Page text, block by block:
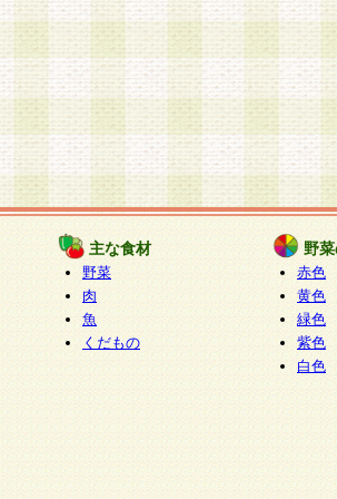
主な食材
野菜
肉
魚
くだもの
野
赤色
黄色
緑色
紫色
白色